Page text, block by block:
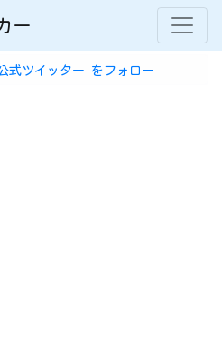
ー
式ツイッター をフォロー